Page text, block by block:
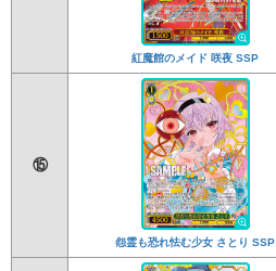
紅魔館のメイド 咲夜 SSP
⑮
怨霊も恐れ怯む少女 さとり SSP